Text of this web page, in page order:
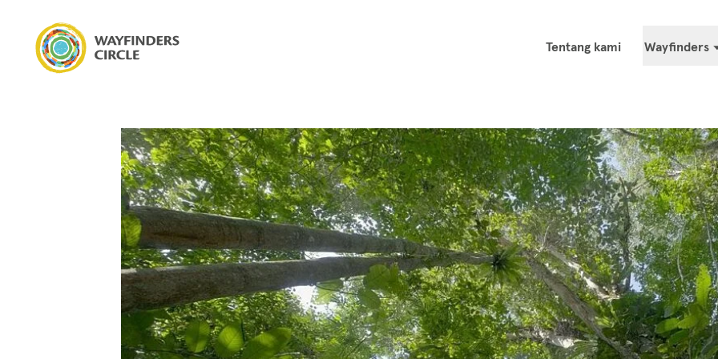
Wayfinders Circle Climate Week NYC 2024: Wayfinders Circle Akan Meluncurkan Seri Film dan Bergabung dengan Pameran
Tentang kami Wayfinders
Konfederasi
Gabbra
Hin Lad Nai
Ju/'hoansi
dan Hutan
Bahasa Lhoba
Mayangna